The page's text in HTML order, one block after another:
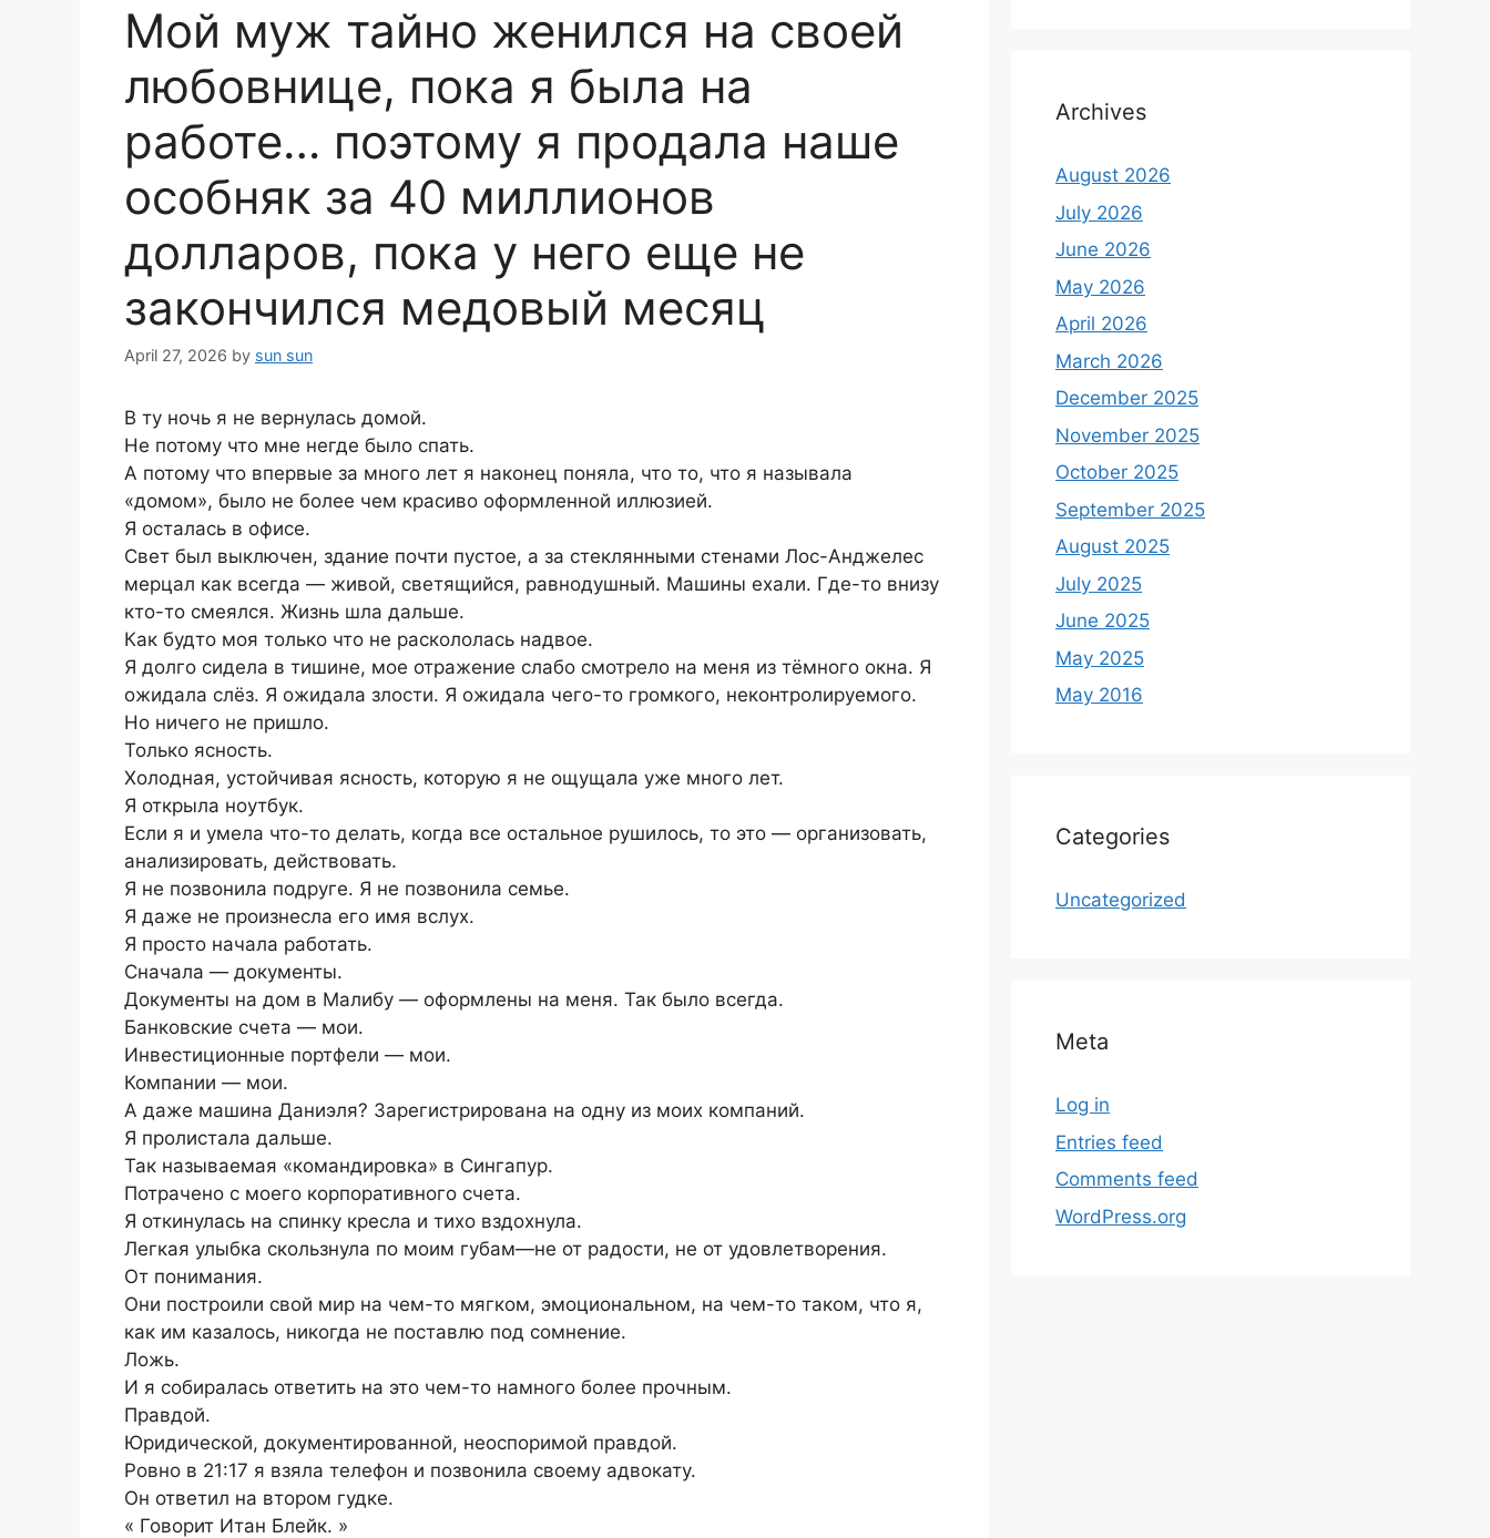
Мой муж тайно женился на своей
любовнице, пока я была на
работе… поэтому я продала наше
особняк за 40 миллионов
долларов, пока у него еще не
закончился медовый месяц
April 27, 2026 by sun sun
В ту ночь я не вернулась домой.
Не потому что мне негде было спать.
А потому что впервые за много лет я наконец поняла, что то, что я называла
«домом», было не более чем красиво оформленной иллюзией.
Я осталась в офисе.
Свет был выключен, здание почти пустое, а за стеклянными стенами Лос-Анджелес
мерцал как всегда — живой, светящийся, равнодушный. Машины ехали. Где-то внизу
кто-то смеялся. Жизнь шла дальше.
Как будто моя только что не раскололась надвое.
Я долго сидела в тишине, мое отражение слабо смотрело на меня из тёмного окна. Я
ожидала слёз. Я ожидала злости. Я ожидала чего-то громкого, неконтролируемого.
Но ничего не пришло.
Только ясность.
Холодная, устойчивая ясность, которую я не ощущала уже много лет.
Я открыла ноутбук.
Если я и умела что-то делать, когда все остальное рушилось, то это — организовать,
анализировать, действовать.
Я не позвонила подруге. Я не позвонила семье.
Я даже не произнесла его имя вслух.
Я просто начала работать.
Сначала — документы.
Документы на дом в Малибу — оформлены на меня. Так было всегда.
Банковские счета — мои.
Инвестиционные портфели — мои.
Компании — мои.
А даже машина Даниэля? Зарегистрирована на одну из моих компаний.
Я пролистала дальше.
Так называемая «командировка» в Сингапур.
Потрачено с моего корпоративного счета.
Я откинулась на спинку кресла и тихо вздохнула.
Легкая улыбка скользнула по моим губам—не от радости, не от удовлетворения.
От понимания.
Они построили свой мир на чем-то мягком, эмоциональном, на чем-то таком, что я,
как им казалось, никогда не поставлю под сомнение.
Ложь.
И я собиралась ответить на это чем-то намного более прочным.
Правдой.
Юридической, документированной, неоспоримой правдой.
Ровно в 21:17 я взяла телефон и позвонила своему адвокату.
Он ответил на втором гудке.
« Говорит Итан Блейк. »
Archives
August 2026
July 2026
June 2026
May 2026
April 2026
March 2026
December 2025
November 2025
October 2025
September 2025
August 2025
July 2025
June 2025
May 2025
May 2016
Categories
Uncategorized
Meta
Log in
Entries feed
Comments feed
WordPress.org